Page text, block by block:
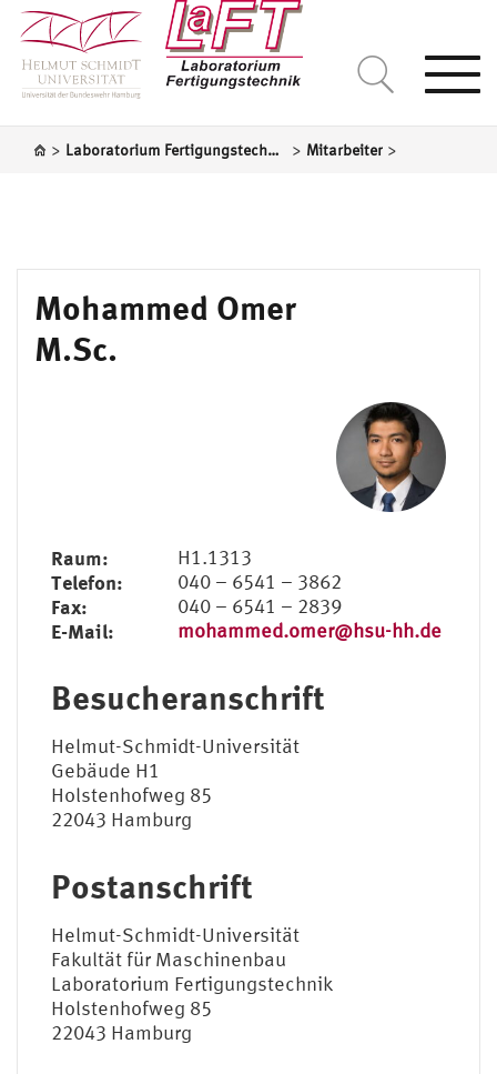
> Laboratorium Fertigungstechnik > Mitarbeiter >
Mohammed Omer
M.Sc.
Raum: H1.1313
Telefon: 040 – 6541 – 3862
Fax: 040 – 6541 – 2839
E-Mail: mohammed.omer@hsu-hh.de
Besucheranschrift
Helmut-Schmidt-Universität
Gebäude H1
Holstenhofweg 85
22043 Hamburg
Postanschrift
Helmut-Schmidt-Universität
Fakultät für Maschinenbau
Laboratorium Fertigungstechnik
Holstenhofweg 85
22043 Hamburg